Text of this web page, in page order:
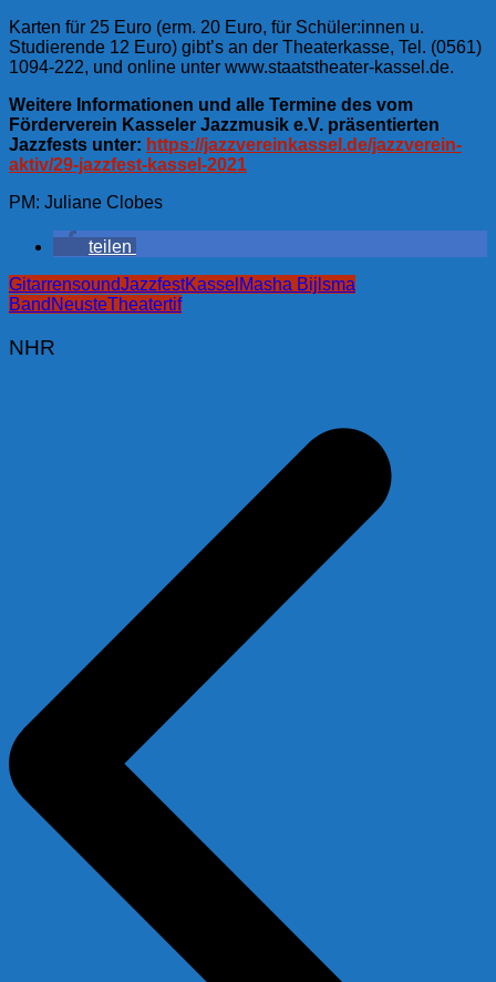
Karten für 25 Euro (erm. 20 Euro, für Schüler:innen u.
Studierende 12 Euro) gibt’s an der Theaterkasse, Tel. (0561)
1094-222, und online unter www.staatstheater-kassel.de.
Weitere Informationen und alle Termine des vom
Förderverein Kasseler Jazzmusik e.V. präsentierten
Jazzfests unter: https://jazzvereinkassel.de/jazzverein-
aktiv/29-jazzfest-kassel-2021
PM: Juliane Clobes
teilen
GitarrensoundJazzfestKassel Masha Bijlsma
Band NeusteTheatertif
NHR